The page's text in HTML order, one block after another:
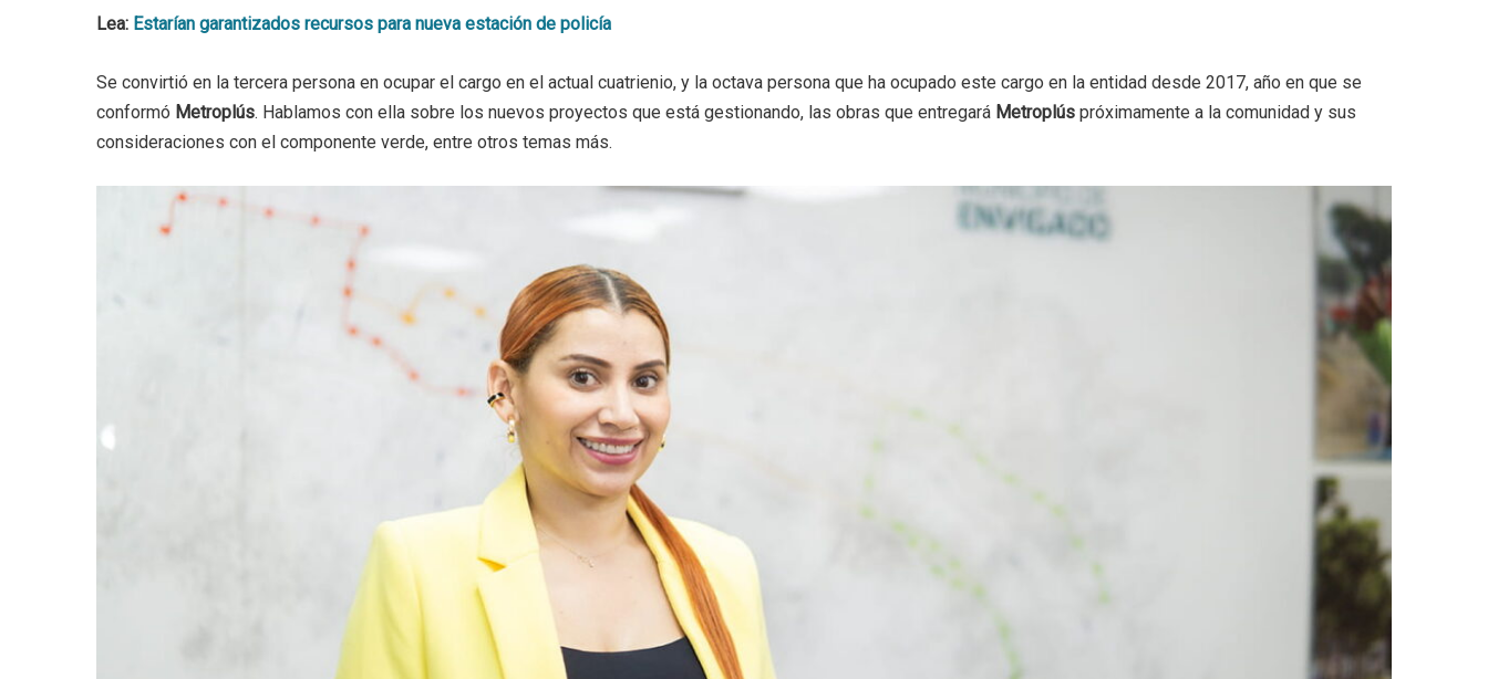
Lea: Estarían garantizados recursos para nueva estación de policía
Se convirtió en la tercera persona en ocupar el cargo en el actual cuatrienio, y la octava persona que ha ocupado este cargo en la entidad desde 2017, año en que se
conformó Metroplús. Hablamos con ella sobre los nuevos proyectos que está gestionando, las obras que entregará Metroplús próximamente a la comunidad y sus
consideraciones con el componente verde, entre otros temas más.